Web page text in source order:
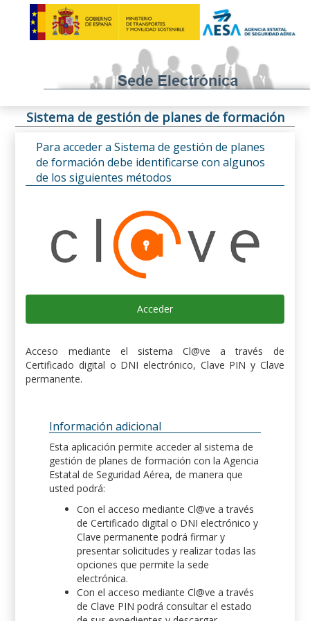
Sistema de gestión de planes de formación
Para acceder a Sistema de gestión de planes
de formación debe identificarse con algunos
de los siguientes métodos
Acceder
Acceso mediante el sistema Cl@ve a través de
Certificado digital o DNI electrónico, Clave PIN y Clave
permanente.
Información adicional
Esta aplicación permite acceder al sistema de
gestión de planes de formación con la Agencia
Estatal de Seguridad Aérea, de manera que
usted podrá:
Con el acceso mediante Cl@ve a través
de Certificado digital o DNI electrónico y
Clave permanente podrá firmar y
presentar solicitudes y realizar todas las
opciones que permite la sede
electrónica.
Con el acceso mediante Cl@ve a través
de Clave PIN podrá consultar el estado